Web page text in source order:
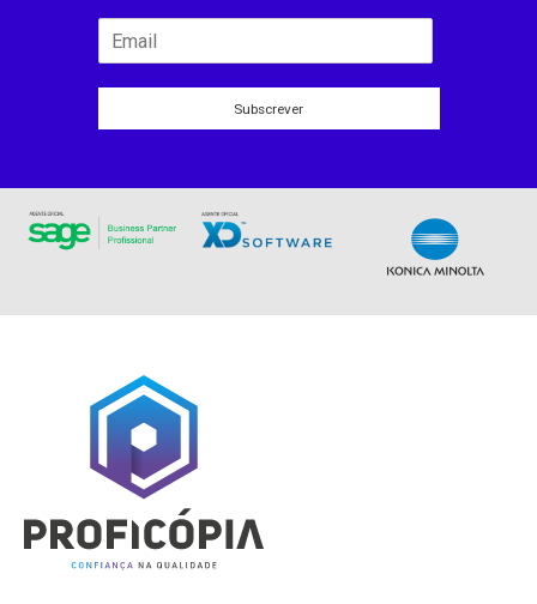
Subscrever